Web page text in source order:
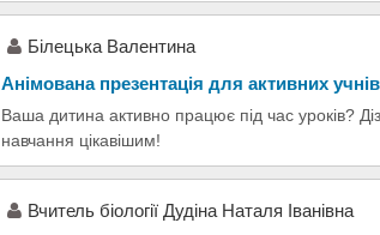
Білецька Валентина
Анімована презентація для активних учнів
Ваша дитина активно працює під час уроків?
навчання цікавішим!
Вчитель біології Дудіна Наталя Іванівна